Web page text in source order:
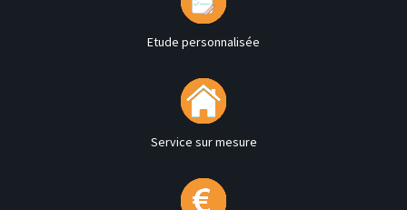
Etude personnalisée
Service sur mesure